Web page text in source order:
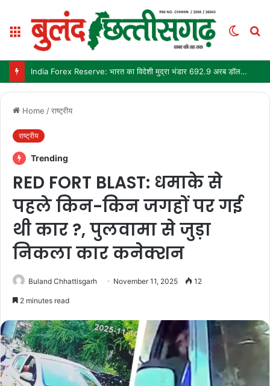
Menu
Switch
India Forex Reserve: भारत का विदेशी मुद्रा भंडार 692.9 अरब डॉलर पहुंचा, छह महीने में सबसे बड़ी साप्ताहिक बढ़त
Home /राष्ट्रीय
राष्ट्रीय
Trending
RED FORT BLAST: धमाके से
पहले किन-किन जगहों पर गई
थी कार ?, पुलवामा से जुड़ा
निकला कार कनेक्शन
Buland Chhattisgarh November 11, 2025 12
2 minutes read